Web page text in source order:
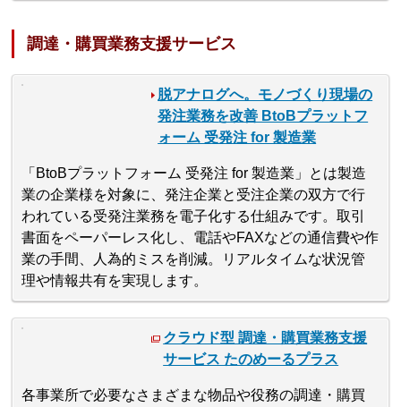
調達・購買業務支援サービス
脱アナログへ。モノづくり現場の
発注業務を改善 BtoBプラットフ
ォーム 受発注 for 製造業
「BtoBプラットフォーム 受発注 for 製造業」とは製造
業の企業様を対象に、発注企業と受注企業の双方で行
われている受発注業務を電子化する仕組みです。取引
書面をペーパーレス化し、電話やFAXなどの通信費や作
業の手間、人為的ミスを削減。リアルタイムな状況管
理や情報共有を実現します。
クラウド型 調達・購買業務支援
サービス たのめーるプラス
各事業所で必要なさまざまな物品や役務の調達・購買